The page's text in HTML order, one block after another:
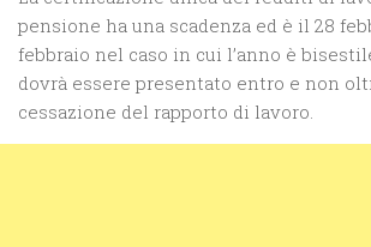
pensione ha una scadenza ed è il 28
febbraio nel caso in cui l’anno è
dovrà essere presentato entro e non
cessazione del rapporto di lavoro.